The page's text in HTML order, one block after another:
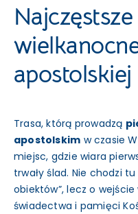
apostolskiej
Trasa, którą prowadzą
apostolskim w czasie
miejsc, gdzie wiara
trwały ślad. Nie chodzi
obiektów”, lecz o
świadectwa i pamięci